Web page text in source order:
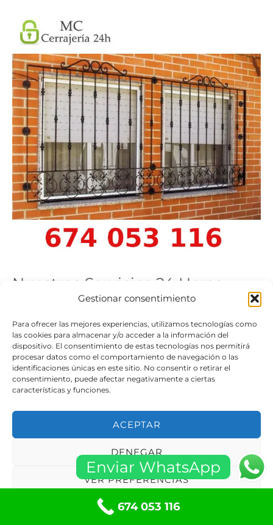
Gestionar consentimiento
Para ofrecer las mejores experiencias, utilizamos tecnologías como
las cookies para almacenar y/o acceder a la información del
dispositivo. El consentimiento de estas tecnologías nos permitirá
procesar datos como el comportamiento de navegación o las
identificaciones únicas en este sitio. No consentir o retirar el
consentimiento, puede afectar negativamente a ciertas
características y funciones.
ACEPTAR
DENEGAR
VER PREFERENCIAS
Política de cookiesPolíticas de privacidad
Nuestros Servicios 24 Horas
- Persianas de Local
- Persianas para Casa
- Puertas de Garaje Enrollables
- Puertas de Garaje Basculantes
- Puertas de Garaje Abatibles
- Puertas de Garaje Batientes
- Puertas de Garaje Correderas
- Motorización Puertas de Garaje
- Puertas Entrada de Casa
- Puertas de Comunidad
Enviar WhatsApp
674 053 116